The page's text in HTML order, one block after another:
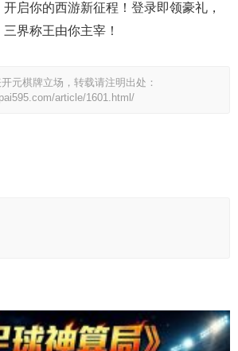
开启你的西游新征程！登录即领豪礼，
界称王由你主宰！
元棋牌立场，转载请注明出处：
article/1601.html/